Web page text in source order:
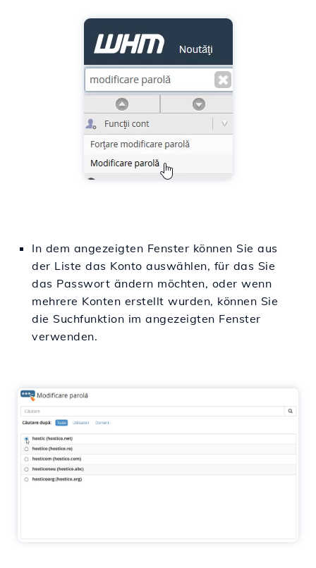
In dem angezeigten Fenster können Sie aus
der Liste das Konto auswählen, für das Sie
das Passwort ändern möchten, oder wenn
mehrere Konten erstellt wurden, können Sie
die Suchfunktion im angezeigten Fenster
verwenden.